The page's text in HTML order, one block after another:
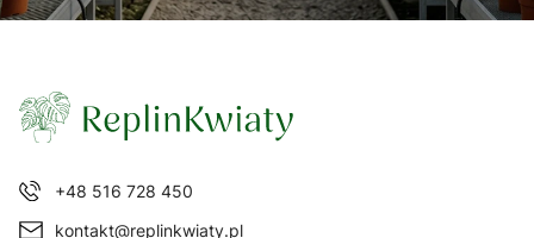
+48 516 728 450
kontakt@replinkwiaty.pl